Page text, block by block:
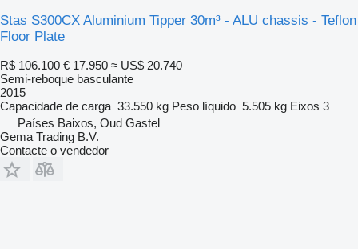
Stas S300CX Aluminium Tipper 30m³ - ALU chassis - Teflon
Floor Plate
R$ 106.100 € 17.950 ≈ US$ 20.740
Semi-reboque basculante
2015
Capacidade de carga 33.550 kg Peso líquido 5.505 kg Eixos 3
Países Baixos, Oud Gastel
Gema Trading B.V.
Contacte o vendedor